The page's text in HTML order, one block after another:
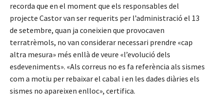
recorda que en el moment que els responsables del
projecte Castor van ser requerits per l’administració el 13
de setembre, quan ja coneixien que provocaven
terratrèmols, no van considerar necessari prendre «cap
altra mesura» més enllà de veure «l’evolució dels
esdeveniments». «Als correus no es fa referència als sismes
com a motiu per rebaixar el cabal i en les dades diàries els
sismes no apareixen enlloc», certifica.